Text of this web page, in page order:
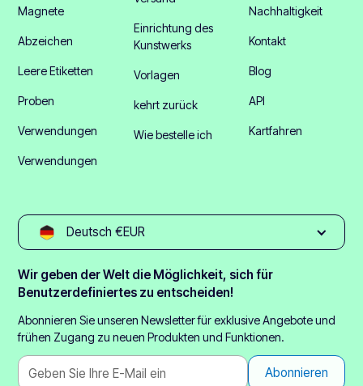
Magnete
Abzeichen
Leere Etiketten
Proben
Verwendungen
Verwendungen
Einrichtung des
Kunstwerks
Vorlagen
kehrt zurück
Wie bestelle ich
Nachhaltigkeit
Kontakt
Blog
API
Kartfahren
Deutsch €EUR
Wir geben der Welt die Möglichkeit, sich für
Benutzerdefiniertes zu entscheiden!
Abonnieren Sie unseren Newsletter für exklusive Angebote und
frühen Zugang zu neuen Produkten und Funktionen.